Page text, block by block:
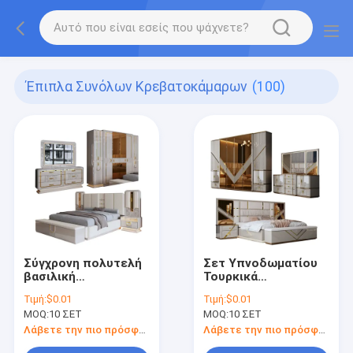
Έπιπλα Συνόλων Κρεβατοκάμαρων (100)
Σύγχρονη πολυτελή
βασιλική
σετ ξύλο βασιλικό
μέγεθος
κρεβατοκάμαρα
σπίτι διπλό ξύλινο
Τιμή:$0.01
MOQ:10 ΣΕΤ
Λάβετε την πιο πρόσφατη τιμή
Σετ Υπνοδωματίου
Τουρκικά
Πολυτελείας,
Αποθήκευση
Σπιτιού, Διπλό
Κρεβάτι, Ξύλινο
Τιμή:$0.01
MOQ:10 ΣΕΤ